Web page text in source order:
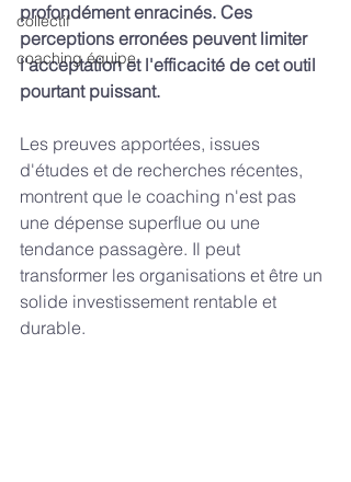
collectif
coaching équipe
profondément enracinés. Ces
perceptions erronées peuvent limiter
l'acceptation et l'efficacité de cet outil
pourtant puissant.
Les preuves apportées, issues
d'études et de recherches récentes,
montrent que le coaching n'est pas
une dépense superflue ou une
tendance passagère. Il peut
transformer les organisations et être un
solide investissement rentable et
durable.